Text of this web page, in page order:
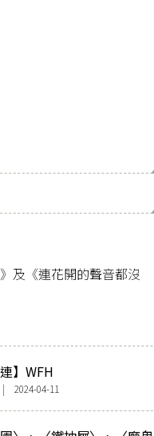
及《連花開的聲音都沒
】WFH
| 2024-04-11